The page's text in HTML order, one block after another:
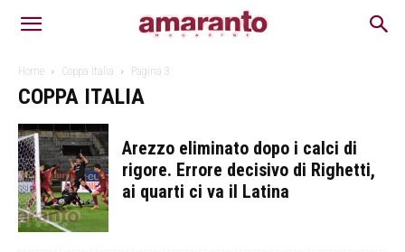
Home Coppa Italia Pagina 3
COPPA ITALIA
Arezzo eliminato dopo i calci di
rigore. Errore decisivo di Righetti,
ai quarti ci va il Latina